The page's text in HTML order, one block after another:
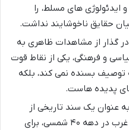
ایدئولوژی های مسلط، را
حقایق ناخوشایند نداشت.
در گذار از مشاهدات ظاهری به
و فرهنگی، یکی از نقاط قوت
توصیف بسنده نمی کند، بلکه
پدیده هاست.
عنوان یک سند تاریخی از
مواجهه یک روشنفکر ایرانی با غرب در دهه ۴۰ شمسی، برای